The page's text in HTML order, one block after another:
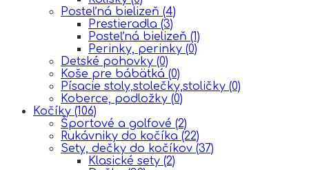
Posteľná bielizeň (4)
Prestieradla (3)
Posteľná bielizeň (1)
Perinky, perinky (0)
Detské pohovky (0)
Koše pre bábätká (0)
Písacie stoly,stolečky,stoličky (0)
Koberce, podložky (0)
Kočíky (106)
Športové a golfové (2)
Rukávniky do kočíka (22)
Sety, dečky do kočíkov (37)
Klasické sety (2)